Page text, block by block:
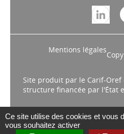
Mentions légales
Site produit par le Carif-Oref
structure financée par l'État
Ce site utilise des cookies et vous
vous souhaitez activer